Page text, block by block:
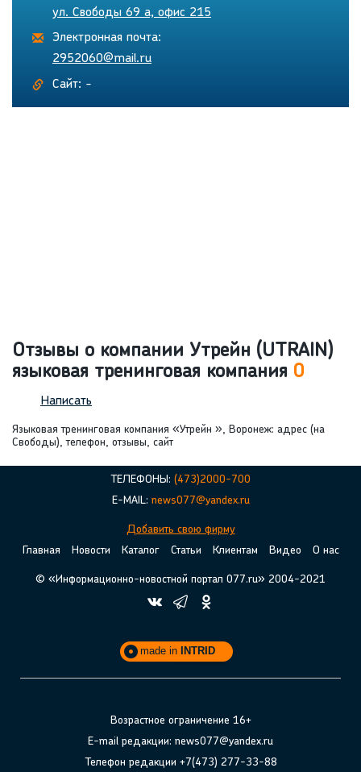
ул. Свободы 69 а, офис 215
Электронная почта:
2952060@mail.ru
Сайт: -
Отзывы о компании Утрейн (UTRAIN)
языковая тренинговая компания 0
Написать
Языковая тренинговая компания «Утрейн », Воронеж: адрес (на
Свободы), телефон, отзывы, сайт
ТЕЛЕФОНЫ: (473)2000-700
E-MAIL: news077@yandex.ru
Добавить свою фирму
Главная
Новости Каталог Статьи Клиентам Видео О нас
© «Информационно-новостной портал 077.ru» 2004-2021
made in INTRID
Возрастное ограничение 16+
E-mail редакции: news077@yandex.ru
Телефон редакции +7(473) 277-33-88